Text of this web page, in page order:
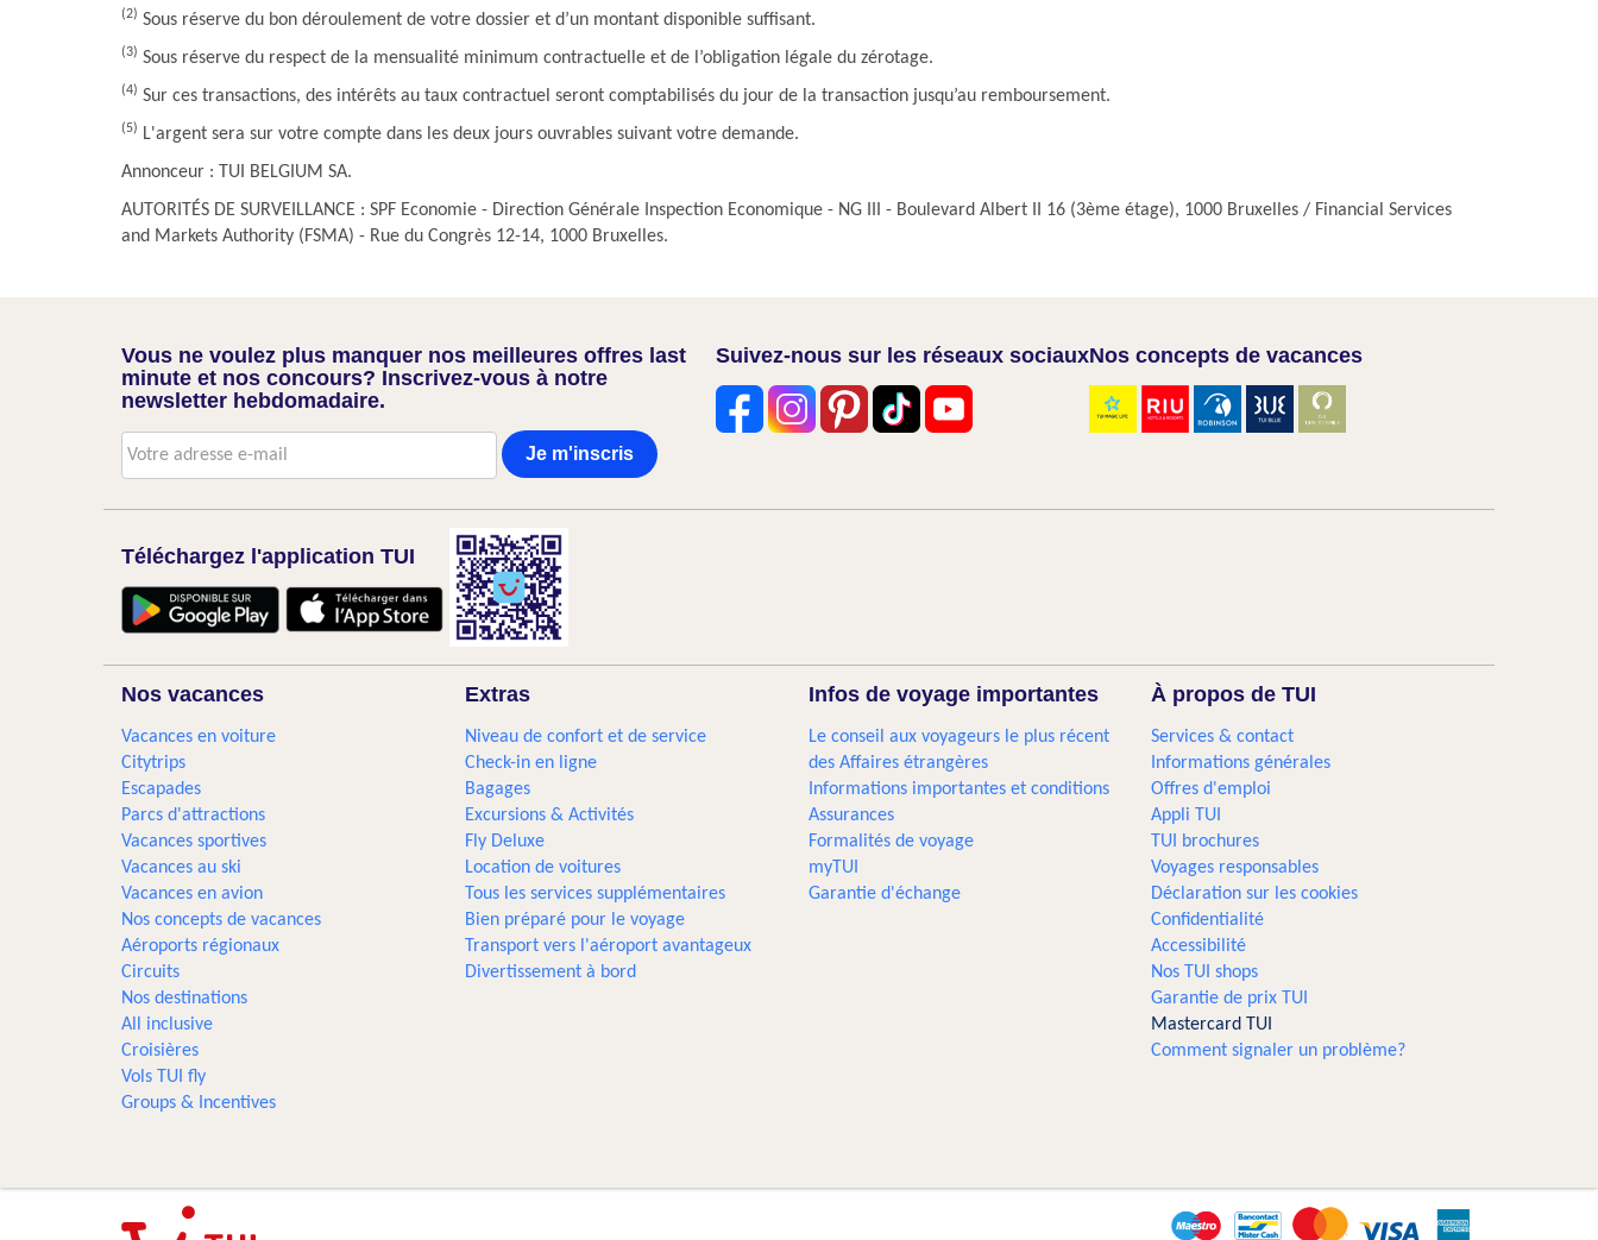
(2) Sous réserve du bon déroulement de votre dossier et d’un montant disponible suffisant.
(3) Sous réserve du respect de la mensualité minimum contractuelle et de l’obligation légale du zérotage.
(4) Sur ces transactions, des intérêts au taux contractuel seront comptabilisés du jour de la transaction jusqu’au remboursement.
(5) L'argent sera sur votre compte dans les deux jours ouvrables suivant votre demande.
Annonceur : TUI BELGIUM SA.
AUTORITÉS DE SURVEILLANCE : SPF Economie - Direction Générale Inspection Economique - NG III - Boulevard Albert II 16 (3ème étage), 1000 Bruxelles / Financial Services
and Markets Authority (FSMA) - Rue du Congrès 12-14, 1000 Bruxelles.
Vous ne voulez plus manquer nos meilleures offres last
minute et nos concours? Inscrivez-vous à notre
newsletter hebdomadaire.
Je m'inscris
Suivez-nous sur les réseaux sociauxNos concepts de vacances
Téléchargez l'application TUI
Nos vacances
Vacances en voiture
Citytrips
Escapades
Parcs d'attractions
Vacances sportives
Vacances au ski
Vacances en avion
Nos concepts de vacances
Aéroports régionaux
Circuits
Nos destinations
All inclusive
Croisières
Vols TUI fly
Groups & Incentives
Extras
Niveau de confort et de service
Check-in en ligne
Bagages
Excursions & Activités
Fly Deluxe
Location de voitures
Tous les services supplémentaires
Bien préparé pour le voyage
Transport vers l'aéroport avantageux
Divertissement à bord
Infos de voyage importantes
Le conseil aux voyageurs le plus récent
des Affaires étrangères
Informations importantes et conditions
Assurances
Formalités de voyage
myTUI
Garantie d'échange
À propos de TUI
Services & contact
Informations générales
Offres d'emploi
Appli TUI
TUI brochures
Voyages responsables
Déclaration sur les cookies
Confidentialité
Accessibilité
Nos TUI shops
Garantie de prix TUI
Mastercard TUI
Comment signaler un problème?